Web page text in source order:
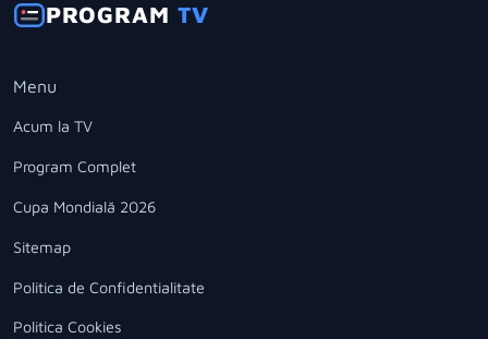
PROGRAMTV
Menu
Acum la TV
Program Complet
Cupa Mondială 2026
Sitemap
Politica de Confidentialitate
Politica Cookies